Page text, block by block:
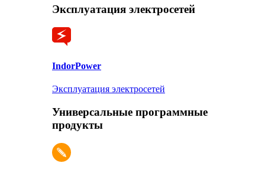
Эксплуатация электросетей
IndorPower
Эксплуатация электросетей
Универсальные программные
продукты